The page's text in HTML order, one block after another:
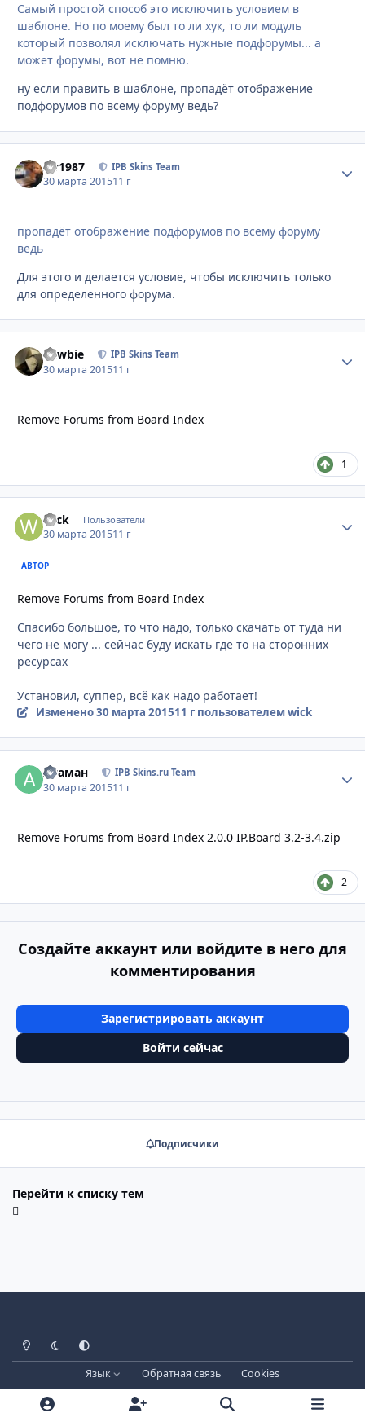
Самый простой способ это исключить условием в
шаблоне. Но по моему был то ли хук, то ли модуль
который позволял исключать нужные подфорумы... а
может форумы, вот не помню.
ну если править в шаблоне, пропадёт отображение
подфорумов по всему форуму ведь?
siv1987 IPB Skins Team
30 марта 201511 г
пропадёт отображение подфорумов по всему форуму
ведь
Для этого и делается условие, чтобы исключить только
для определенного форума.
newbie IPB Skins Team
30 марта 201511 г
Remove Forums from Board Index
1
wick Пользователи
30 марта 201511 г
АВТОР
Remove Forums from Board Index
Спасибо большое, то что надо, только скачать от туда ни
чего не могу ... сейчас буду искать где то на сторонних
ресурсах
Установил, суппер, всё как надо работает!
Изменено30 марта 201511 гпользователем wick
Атаман IPB Skins.ru Team
30 марта 201511 г
Remove Forums from Board Index 2.0.0 IP.Board 3.2-3.4.zip
2
Создайте аккаунт или войдите в него для
комментирования
Зарегистрировать аккаунт
Войти сейчас
Подписчики
Перейти к списку тем
Светлый режим
Тёмный режим
Системные настройки
Язык Обратная связь
Cookies
Лицензия зарегистрирована на IPBSkins.ru
Powered by
Invision Community